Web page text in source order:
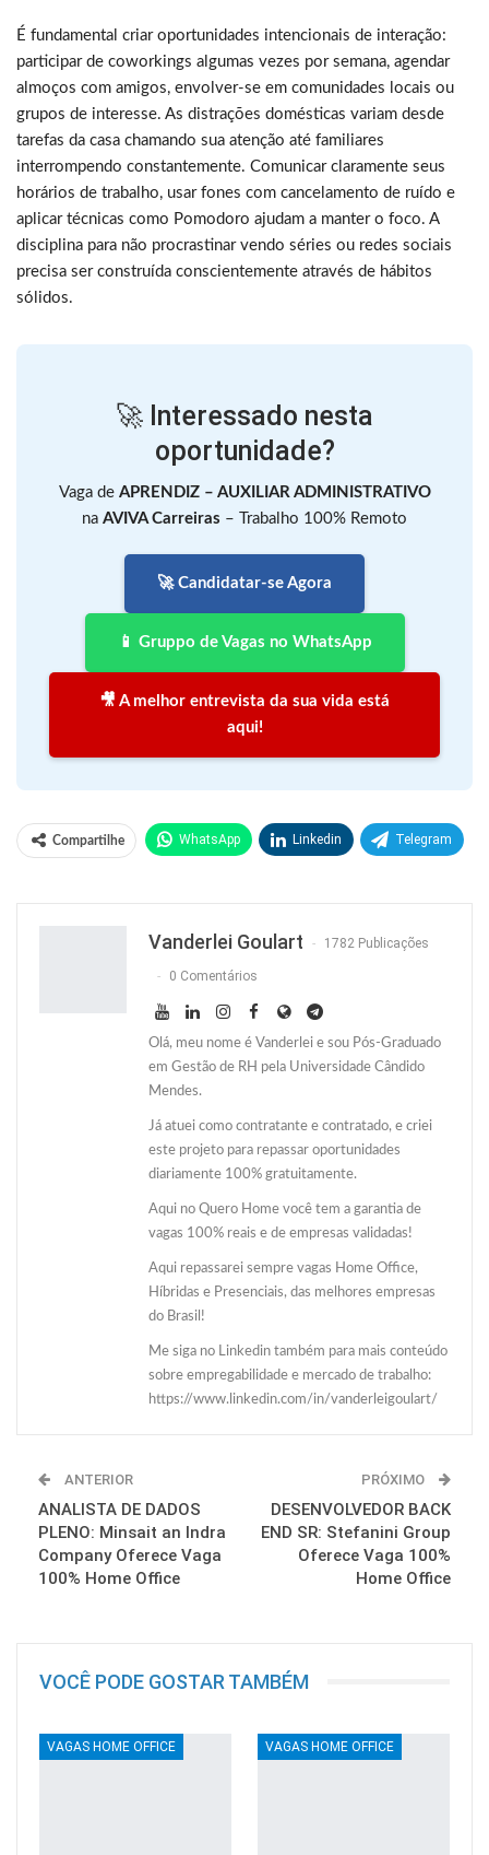
É fundamental criar oportunidades intencionais de interação:
participar de coworkings algumas vezes por semana, agendar
almoços com amigos, envolver-se em comunidades locais ou
grupos de interesse. As distrações domésticas variam desde
tarefas da casa chamando sua atenção até familiares
interrompendo constantemente. Comunicar claramente seus
horários de trabalho, usar fones com cancelamento de ruído e
aplicar técnicas como Pomodoro ajudam a manter o foco. A
disciplina para não procrastinar vendo séries ou redes sociais
precisa ser construída conscientemente através de hábitos
sólidos.
🚀 Interessado nesta
oportunidade?
Vaga de APRENDIZ – AUXILIAR ADMINISTRATIVO
na AVIVA Carreiras – Trabalho 100% Remoto
🚀 Candidatar-se Agora
📱 Gruppo de Vagas no WhatsApp
🎥 A melhor entrevista da sua vida está
aqui!
Compartilhe WhatsApp Linkedin Telegram
Vanderlei Goulart 1782 Publicações
0 Comentários
Olá, meu nome é Vanderlei e sou Pós-Graduado
em Gestão de RH pela Universidade Cândido
Mendes.
Já atuei como contratante e contratado, e criei
este projeto para repassar oportunidades
diariamente 100% gratuitamente.
Aqui no Quero Home você tem a garantia de
vagas 100% reais e de empresas validadas!
Aqui repassarei sempre vagas Home Office,
Híbridas e Presenciais, das melhores empresas
do Brasil!
Me siga no Linkedin também para mais conteúdo
sobre empregabilidade e mercado de trabalho:
https://www.linkedin.com/in/vanderleigoulart/
ANTERIOR
ANALISTA DE DADOS
PLENO: Minsait an Indra
Company Oferece Vaga
100% Home Office
PRÓXIMO
DESENVOLVEDOR BACK
END SR: Stefanini Group
Oferece Vaga 100%
Home Office
VOCÊ PODE GOSTAR TAMBÉM
VAGAS HOME OFFICE VAGAS HOME OFFICE